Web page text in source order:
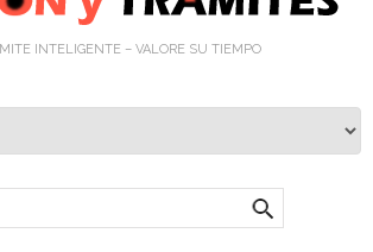
INTELIGENTE – VALORE SU TIEMPO